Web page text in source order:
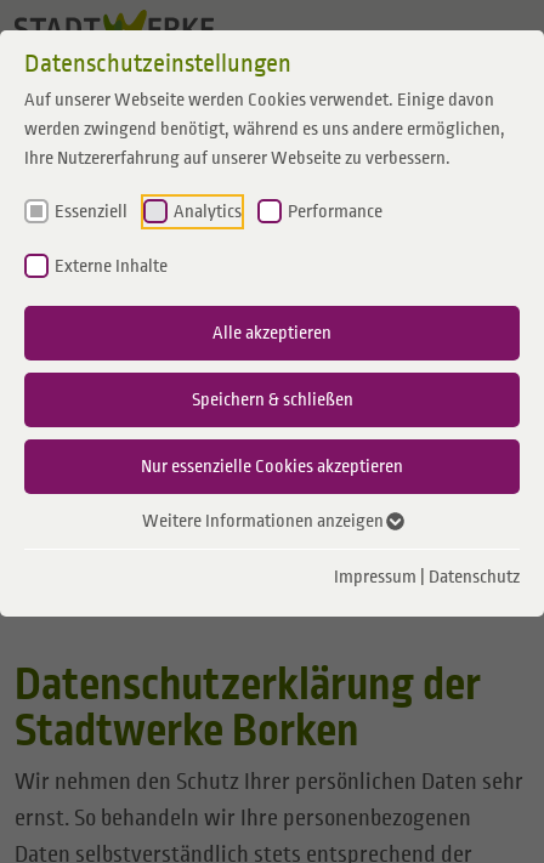
Datenschutzeinstellungen
Auf unserer Webseite werden Cookies verwendet. Einige davon
werden zwingend benötigt, während es uns andere ermöglichen,
Ihre Nutzererfahrung auf unserer Webseite zu verbessern.
Essenziell Analytics Performance
Externe Inhalte
Alle akzeptieren
Speichern & schließen
Nur essenzielle Cookies akzeptieren
Weitere Informationen anzeigen
Impressum Datenschutz
Zum Inhalt springen
Datenschutz
Datenschutzerklärung der
Stadtwerke Borken
Wir nehmen den Schutz Ihrer persönlichen Daten sehr
ernst. So behandeln wir Ihre personenbezogenen
Daten selbstverständlich stets entsprechend der